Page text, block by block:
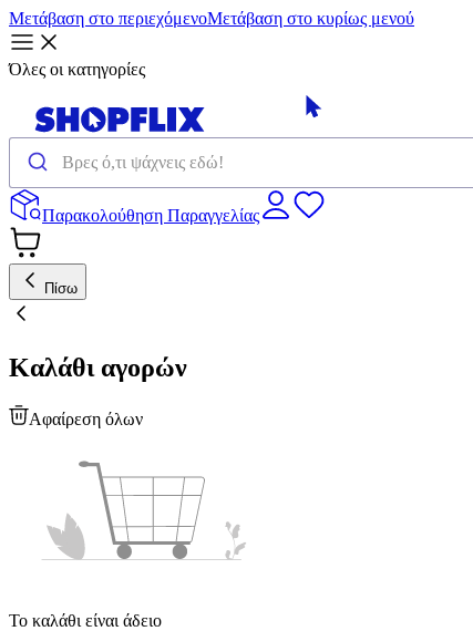
Μετάβαση στο περιεχόμενοΜετάβαση στο κυρίως μενού
Όλες οι κατηγορίες
Παρακολούθηση Παραγγελίας
Πίσω
Καλάθι αγορών
Αφαίρεση όλων
Το καλάθι είναι άδειο